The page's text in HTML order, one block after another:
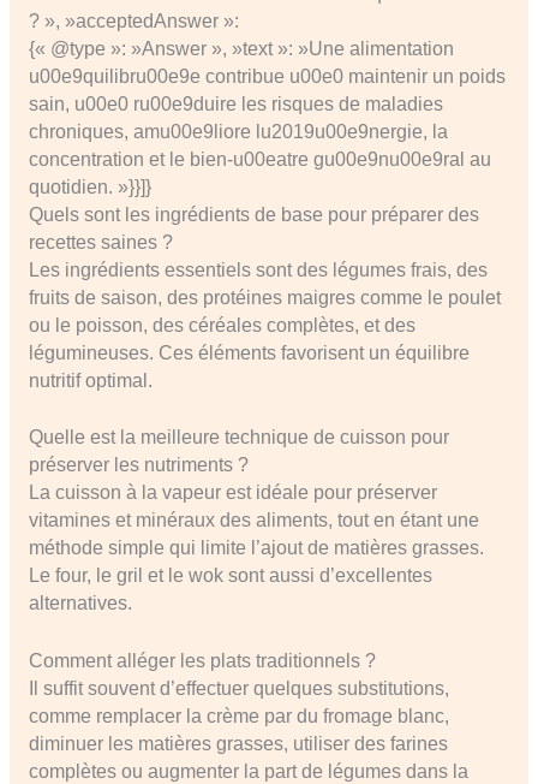
? », »acceptedAnswer »:
{« @type »: »Answer », »text »: »Une alimentation
u00e9quilibru00e9e contribue u00e0 maintenir un poids
sain, u00e0 ru00e9duire les risques de maladies
chroniques, amu00e9liore lu2019u00e9nergie, la
concentration et le bien-u00eatre gu00e9nu00e9ral au
quotidien. »}}]}
Quels sont les ingrédients de base pour préparer des
recettes saines ?
Les ingrédients essentiels sont des légumes frais, des
fruits de saison, des protéines maigres comme le poulet
ou le poisson, des céréales complètes, et des
légumineuses. Ces éléments favorisent un équilibre
nutritif optimal.
Quelle est la meilleure technique de cuisson pour
préserver les nutriments ?
La cuisson à la vapeur est idéale pour préserver
vitamines et minéraux des aliments, tout en étant une
méthode simple qui limite l’ajout de matières grasses.
Le four, le gril et le wok sont aussi d’excellentes
alternatives.
Comment alléger les plats traditionnels ?
Il suffit souvent d’effectuer quelques substitutions,
comme remplacer la crème par du fromage blanc,
diminuer les matières grasses, utiliser des farines
complètes ou augmenter la part de légumes dans la